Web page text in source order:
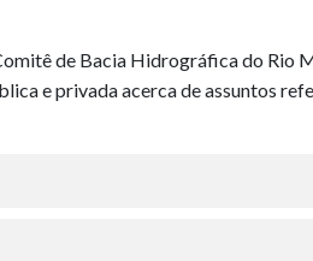
de Bacia Hidrográfica do Rio
e privada acerca de assuntos